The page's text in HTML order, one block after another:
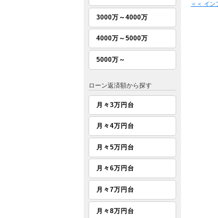
＜＜ イ
3000万～4000万
4000万～5000万
5000万～
ローン返済額から探す
月々3万円台
月々4万円台
月々5万円台
月々6万円台
月々7万円台
月々8万円台